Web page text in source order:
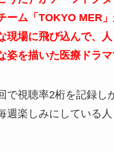
ーム「TOKYO MER
現場に飛び込んで、
姿を描いた医療ドラマ
で視聴率2桁を記録し
週楽しみにしている